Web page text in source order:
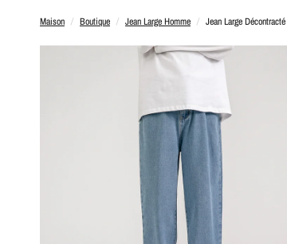
Maison / Boutique / Jean Large Homme / Jean Large Décontracté